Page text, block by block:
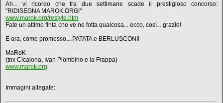
Ah... vi ricordo che tra due settimane scade il prestigioso concorso:
"RIDISEGNA MAROK.ORG!"
www.marok.org/restyle.htm
Fate un attimo finta che ve ne fotta qualcosa... ecco, così... grazie!
E ora, come promesso... PATATA e BERLUSCONI!
MaRoK
(tnx Cicalona, Ivan Piombino e la Frappa)
www.marok.org
Immagini allegate: